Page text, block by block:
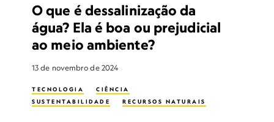
O que é dessalinização da
água? Ela é boa ou prejudicial
ao meio ambiente?
13 de novembro de 2024
TECNOLOGIA
CIÊNCIA
SUSTENTABILIDADE
RECURSOS NATURAIS